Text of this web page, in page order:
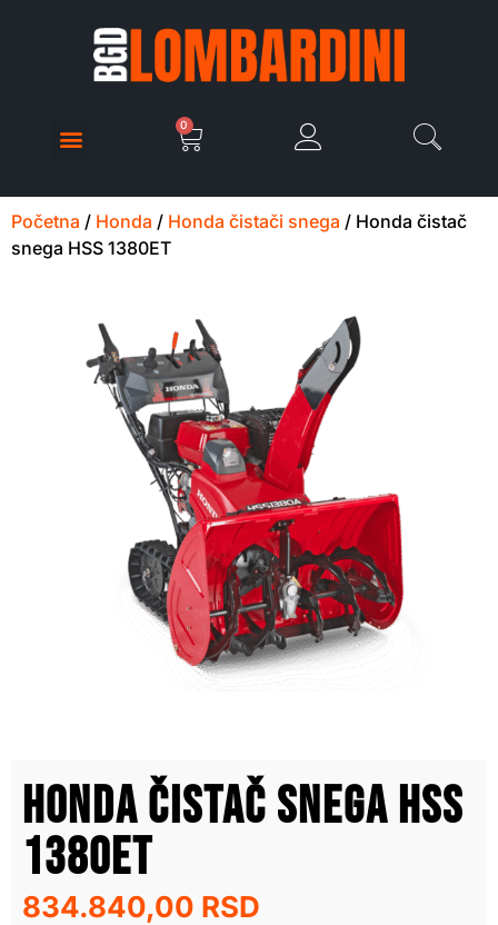
0
Početna / Honda / Honda čistači snega / Honda čistač
snega HSS 1380ET
Honda čistač snega HSS
1380ET
834.840,00 RSD